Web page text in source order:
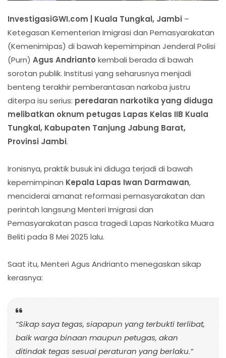
InvestigasiGWI.com | Kuala Tungkal, Jambi –
Ketegasan Kementerian Imigrasi dan Pemasyarakatan
(Kemenimipas) di bawah kepemimpinan Jenderal Polisi
(Purn) Agus Andrianto kembali berada di bawah
sorotan publik. Institusi yang seharusnya menjadi
benteng terakhir pemberantasan narkoba justru
diterpa isu serius: peredaran narkotika yang diduga
melibatkan oknum petugas Lapas Kelas IIB Kuala
Tungkal, Kabupaten Tanjung Jabung Barat,
Provinsi Jambi.
Ironisnya, praktik busuk ini diduga terjadi di bawah
kepemimpinan Kepala Lapas Iwan Darmawan,
menciderai amanat reformasi pemasyarakatan dan
perintah langsung Menteri Imigrasi dan
Pemasyarakatan pasca tragedi Lapas Narkotika Muara
Beliti pada 8 Mei 2025 lalu.
Saat itu, Menteri Agus Andrianto menegaskan sikap
kerasnya:
“Sikap saya tegas, siapapun yang terbukti terlibat,
baik warga binaan maupun petugas, akan
ditindak tegas sesuai peraturan yang berlaku.”